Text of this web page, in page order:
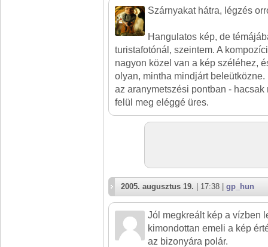
Szárnyakat hátra, légzés
Hangulatos kép, de
turistafotónál, szeintem. A
nagyon közel van a kép széléhez,
olyan, mintha mindjárt
az aranymetszési pontban - hacsak
felül meg eléggé üres.
2005. augusztus 19. | 17:38 | gp_hun
Jól megkreált kép a vízben
kimondottan emeli a kép
az bizonyára polár.